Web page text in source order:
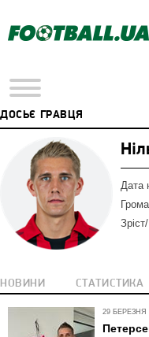
ДОСЬЄ ГРАВЦЯ
Дата
НОВИНИ СТАТИСТИКА
29 БЕРЕЗНЯ